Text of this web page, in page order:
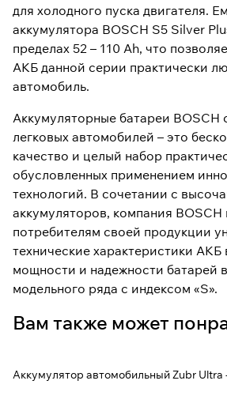
для холодного пуска двигателя.
аккумулятора BOSCH S5 Silver
пределах 52 – 110 Ah, что
АКБ данной серии практически
автомобиль.
Аккумуляторные батареи BOSCH
легковых автомобилей – это
качество и целый набор
обусловленных применением
технологий. В сочетании с
аккумуляторов, компания
потребителям своей продукции
технические характеристики
мощности и надежности батарей
модельного ряда с индексом «S».
Вам также может
Аккумулятор автомобильный Zubr Ultra